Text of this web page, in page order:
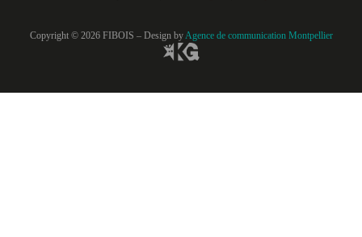
Copyright © 2026 FIBOIS – Design byAgence de communication Montpellier